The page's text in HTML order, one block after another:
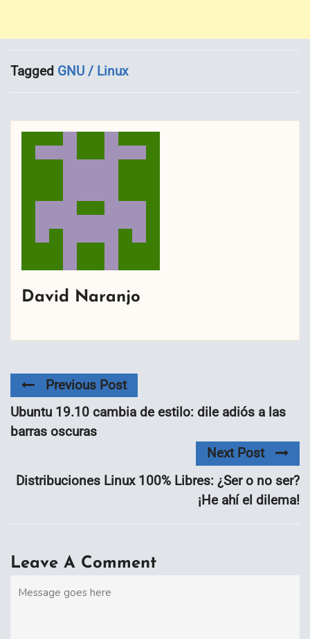
Tagged GNU / Linux
David Naranjo
Previous Post
Ubuntu 19.10 cambia de estilo: dile adiós a las
barras oscuras
Next Post
Distribuciones Linux 100% Libres: ¿Ser o no ser?
¡He ahí el dilema!
Leave A Comment